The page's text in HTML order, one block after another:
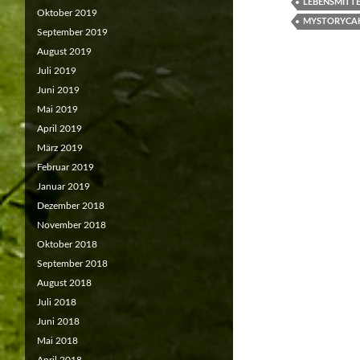
Oktober 2019
September 2019
August 2019
Juli 2019
Juni 2019
Mai 2019
April 2019
März 2019
Februar 2019
Januar 2019
Dezember 2018
November 2018
Oktober 2018
September 2018
August 2018
Juli 2018
Juni 2018
Mai 2018